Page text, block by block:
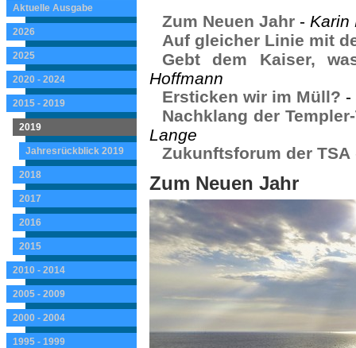
Aktuelle Ausgabe
2026
2025
2020 - 2024
2015 - 2019
2019
Jahresrückblick 2019
2018
2017
2016
2015
2010 - 2014
2005 - 2009
2000 - 2004
1995 - 1999
Zum Neuen Jahr - Karin
Auf gleicher Linie mit
Gebt dem Kaiser,
Hoffmann
Ersticken wir im Müll? -
Nachklang der
Lange
Zukunftsforum der TSA
Zum Neuen Jahr